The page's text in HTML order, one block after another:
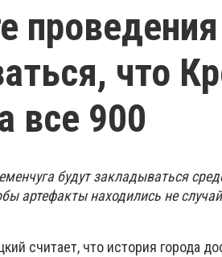
что
все 900
будут закладываться
артефакты находились не
считает, что история города